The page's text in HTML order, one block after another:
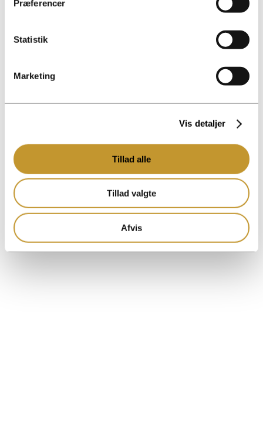
Præferencer
Statistik
Marketing
Vis detaljer
Tillad alle
Tillad valgte
Afvis